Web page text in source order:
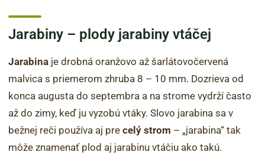
Jarabiny – plody jarabiny vtáčej
Jarabina je drobná oranžovo až šarlátovočervená
malvica s priemerom zhruba 8 – 10 mm. Dozrieva od
konca augusta do septembra a na strome vydrží často
až do zimy, keď ju vyzobú vtáky. Slovo jarabina sa v
bežnej reči používa aj pre celý strom – „jarabina“ tak
môže znamenať plod aj jarabinu vtáčiu ako takú.